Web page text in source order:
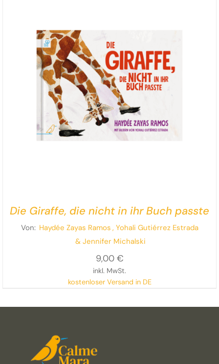
Die Giraffe, die nicht in ihr Buch passte
Von: Haydée Zayas Ramos , Yohali Gutiérrez Estrada
& Jennifer Michalski
9,00 €
inkl. MwSt.
kostenloser Versand in DE